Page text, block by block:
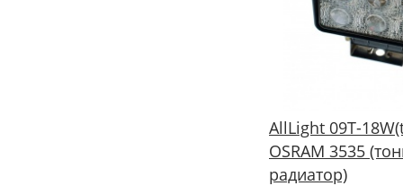
AllLight 09T-
OSRAM 3535
радиатор)